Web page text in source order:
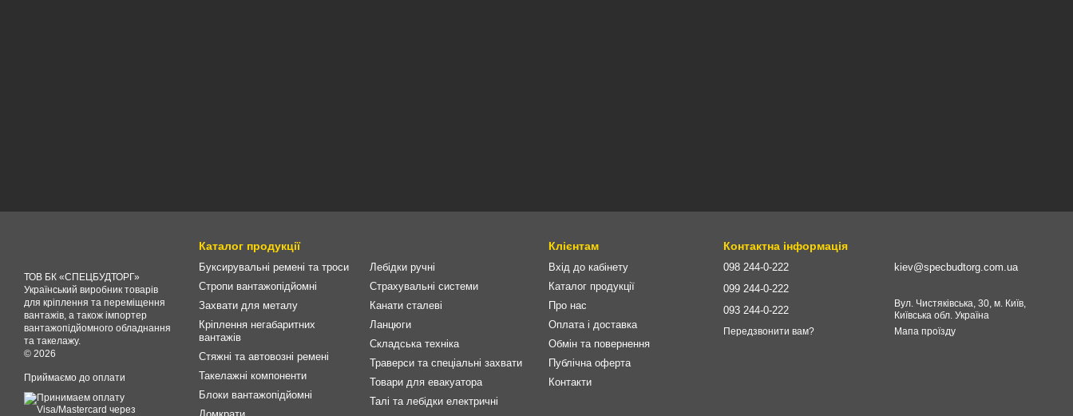
ТОВ БК «СПЕЦБУДТОРГ»
Український виробник товарів
для кріплення та переміщення
вантажів, а також імпортер
вантажопідйомного обладнання
та такелажу.
© 2026
Приймаємо до оплати
Каталог продукції
Буксирувальні ремені та троси
Стропи вантажопідйомні
Захвати для металу
Кріплення негабаритних
вантажів
Стяжні та автовозні ремені
Такелажні компоненти
Блоки вантажопідйомні
Лебідки ручні
Страхувальні системи
Канати сталеві
Ланцюги
Складська техніка
Траверси та спеціальні захвати
Товари для евакуатора
Талі та лебідки електричні
Клієнтам
Вхід до кабінету
Каталог продукції
Про нас
Оплата і доставка
Обмін та повернення
Публічна оферта
Контакти
Контактна інформація
098 244-0-222
099 244-0-222
093 244-0-222
Передзвонити вам?
kiev@specbudtorg.com.ua
Вул. Чистяківська, 30, м. Київ,
Київська обл. Україна
Мапа проїзду